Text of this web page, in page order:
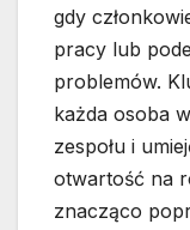
gdy
pracy lub
problemów.
każda osoba
zespołu i
otwartość na
znacząco